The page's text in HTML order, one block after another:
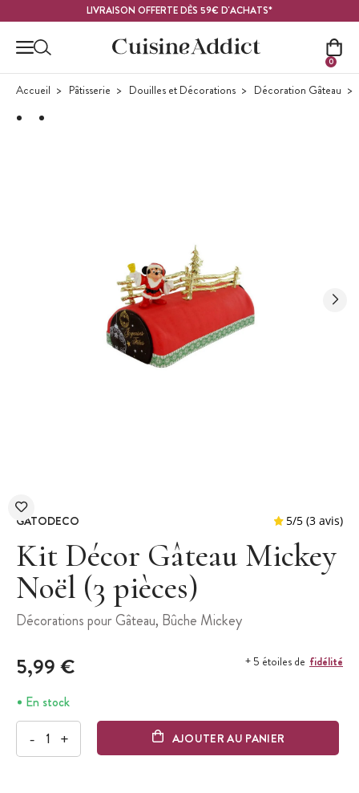
LIVRAISON OFFERTE DÈS 59€ D'ACHATS*
0
Accueil Pâtisserie Douilles et Décorations Décoration Gâteau
GATODECO
Kit Décor Gâteau Mickey
Noël (3 pièces)
Décorations pour Gâteau, Bûche Mickey
5,99 € + 5 étoiles de fidélité
En stock
- + AJOUTER AU PANIER